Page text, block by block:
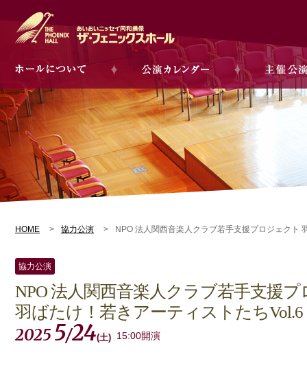
HOME 協力公演 NPO 法人関西音楽人クラブ若手支援プロジェクト
協力公演
NPO 法人関西音楽人クラブ若手支援
羽ばたけ！若きアーティストたちVol.6
20255/24(土) 15:00開演